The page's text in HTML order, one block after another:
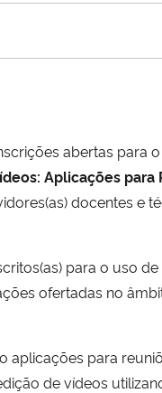
abertas para
Aplicações para
docentes e
para o uso
ofertadas no
aplicações para
de vídeos